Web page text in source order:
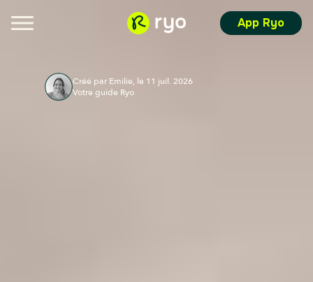
App Ryo
Créé par Emilie, le 11 juil. 2026
Votre guide Ryo